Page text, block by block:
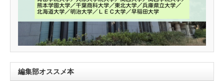
編集部オススメ本